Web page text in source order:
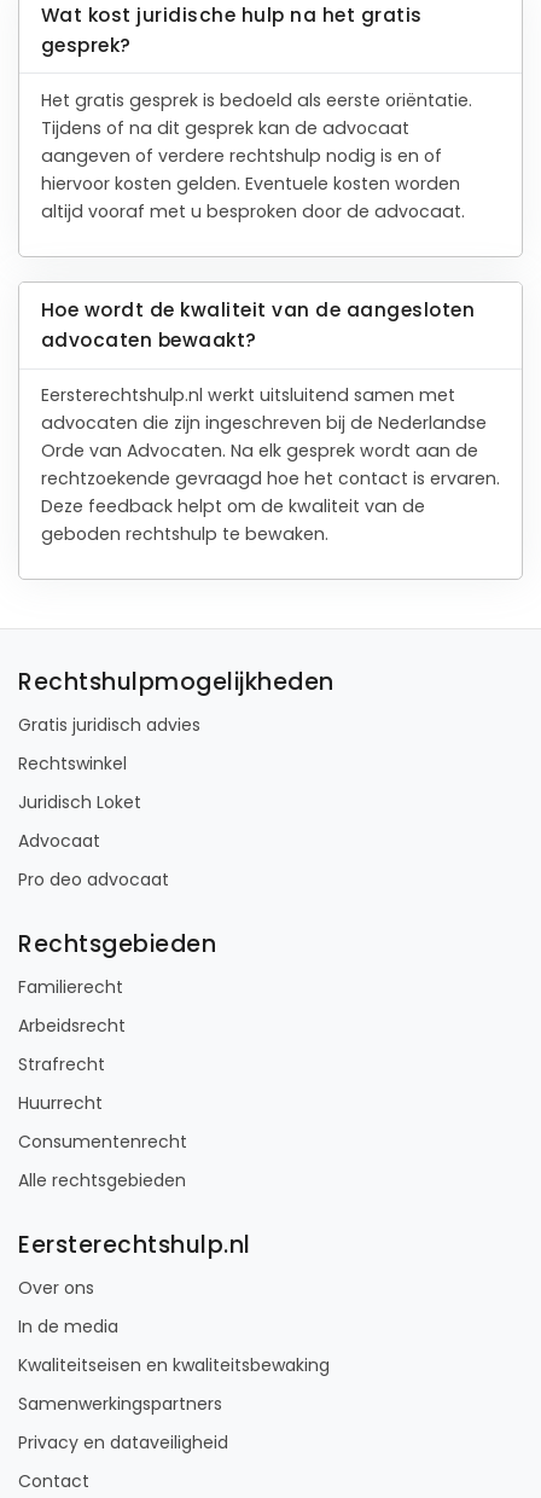
Wat kost juridische hulp na het gratis
gesprek?
Het gratis gesprek is bedoeld als eerste oriëntatie.
Tijdens of na dit gesprek kan de advocaat
aangeven of verdere rechtshulp nodig is en of
hiervoor kosten gelden. Eventuele kosten worden
altijd vooraf met u besproken door de advocaat.
Hoe wordt de kwaliteit van de aangesloten
advocaten bewaakt?
Eersterechtshulp.nl werkt uitsluitend samen met
advocaten die zijn ingeschreven bij de Nederlandse
Orde van Advocaten. Na elk gesprek wordt aan de
rechtzoekende gevraagd hoe het contact is ervaren.
Deze feedback helpt om de kwaliteit van de
geboden rechtshulp te bewaken.
Rechtshulpmogelijkheden
Gratis juridisch advies
Rechtswinkel
Juridisch Loket
Advocaat
Pro deo advocaat
Rechtsgebieden
Familierecht
Arbeidsrecht
Strafrecht
Huurrecht
Consumentenrecht
Alle rechtsgebieden
Eersterechtshulp.nl
Over ons
In de media
Kwaliteitseisen en kwaliteitsbewaking
Samenwerkingspartners
Privacy en dataveiligheid
Contact